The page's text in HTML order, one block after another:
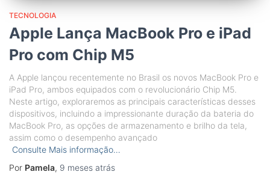
TECNOLOGIA
Apple Lança MacBook Pro e iPad
Pro com Chip M5
A Apple lançou recentemente no Brasil os novos MacBook Pro e
iPad Pro, ambos equipados com o revolucionário Chip M5.
Neste artigo, exploraremos as principais características desses
dispositivos, incluindo a impressionante duração da bateria do
MacBook Pro, as opções de armazenamento e brilho da tela,
assim como o desempenho avançado
Consulte Mais informação…
Por Pamela, 9 meses atrás